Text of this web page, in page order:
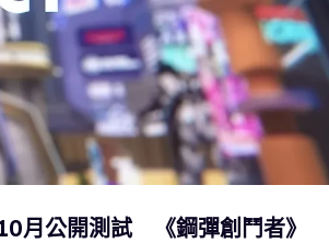
月公開測試 《鋼彈創鬥者》